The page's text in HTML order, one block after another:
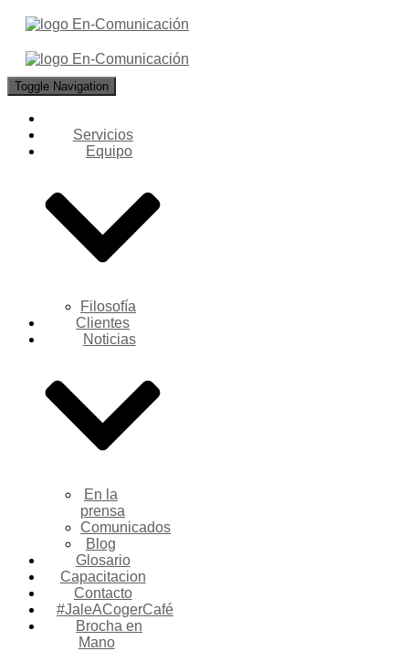
Toggle Navigation
Servicios
Equipo
Filosofía
Clientes
Noticias
En la
prensa
Comunicados
Blog
Glosario
Capacitacion
Contacto
#JaleACogerCafé
Brocha en
Mano